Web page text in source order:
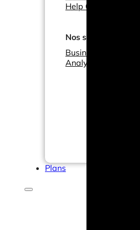
Help Center &
Nos services
Business Intelligence
Analyse Statistique
Plans